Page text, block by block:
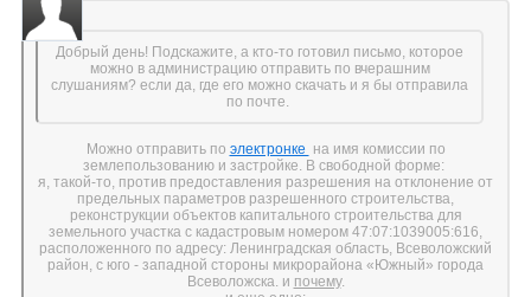
Добрый день! Подскажите, а кто-то готовил письмо, которое
можно в администрацию отправить по вчерашним
слушаниям? если да, где его можно скачать и я бы отправила
по почте.
Можно отправить по электронке на имя комиссии по
землепользованию и застройке. В свободной форме:
я, такой-то, против предоставления разрешения на отклонение от
предельных параметров разрешенного строительства,
реконструкции объектов капитального строительства для
земельного участка с кадастровым номером 47:07:1039005:616,
расположенного по адресу: Ленинградская область, Всеволожский
район, с юго - западной стороны микрорайона «Южный» города
Всеволожска. и почему.